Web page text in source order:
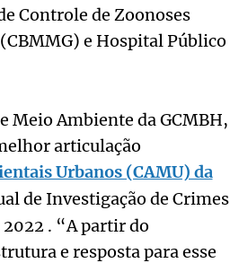
Controle de Zoonoses
e Hospital Público
Meio Ambiente da GCMBH,
articulação
Urbanos (CAMU) da
de Investigação de Crimes
. “A partir do
e resposta para esse